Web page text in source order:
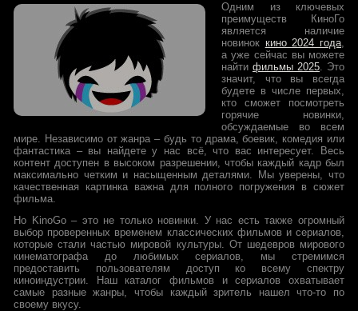
Одним из ключевых
преимуществ КиноГо
является наличие
новинок кино 2024 года,
а уже сейчас вы можете
найти фильмы 2025. Это
значит, что вы всегда
будете в числе первых,
кто сможет посмотреть
горячие новинки,
обсуждаемые во всем
мире. Независимо от жанра – будь то драма, боевик, комедия или
фантастика – вы найдете у нас всё, что вас интересует. Весь
контент доступен в высоком разрешении, чтобы каждый кадр был
максимально четким и насыщенным деталями. Мы уверены, что
качественная картинка важна для полного погружения в сюжет
фильма.
Но KinoGo – это не только новинки. У нас есть также огромный
выбор проверенных временем классических фильмов и сериалов,
которые стали частью мировой культуры. От шедевров мирового
кинематографа до любимых сериалов, мы стремимся
предоставить пользователям доступ ко всему спектру
киноиндустрии. Наш каталог фильмов и сериалов охватывает
самые разные жанры, чтобы каждый зритель нашел что-то по
своему вкусу.